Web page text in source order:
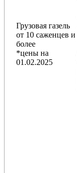
Грузовая газель
от 10 саженцев и
более
*цены на
01.02.2025